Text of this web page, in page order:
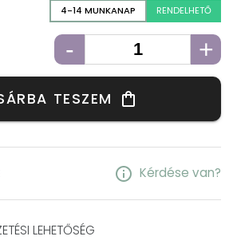
4-14 MUNKANAP RENDELHETŐ
- +
TESZEM shopping_bag
info Kérdése van?
LEHETŐSÉG